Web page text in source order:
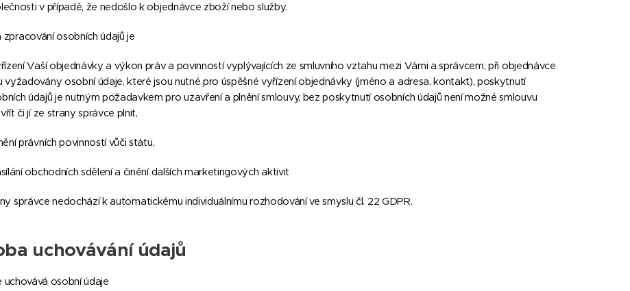
v případě, že nedošlo k objednávce zboží nebo služby.
zpracování osobních údajů je
Vaší objednávky a výkon práv a povinností vyplývajících ze smluvního vztahu mezi Vámi a správcem; při objednávce
vyžadovány osobní údaje, které jsou nutné pro úspěšné vyřízení objednávky (jméno a adresa, kontakt), poskytnutí
údajů je nutným požadavkem pro uzavření a plnění smlouvy, bez poskytnutí osobních údajů není možné smlouvu
či jí ze strany správce plnit,
právních povinností vůči státu,
obchodních sdělení a činění dalších marketingových aktivit
správce nedochází k automatickému individuálnímu rozhodování ve smyslu čl. 22 GDPR.
uchovávání údajů
uchovává osobní údaje